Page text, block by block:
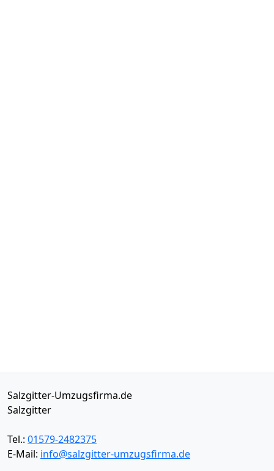
Salzgitter-Umzugsfirma.de
Salzgitter
Tel.: 01579-2482375
E-Mail: info@salzgitter-umzugsfirma.de